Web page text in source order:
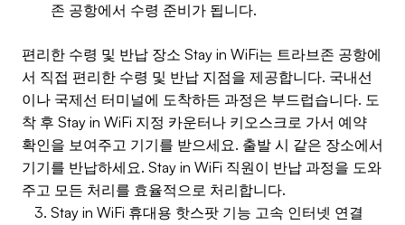
존 공항에서 수령 준비가 됩니다.
편리한 수령 및 반납 장소 Stay in WiFi는 트라브존 공항에
서 직접 편리한 수령 및 반납 지점을 제공합니다. 국내선
이나 국제선 터미널에 도착하든 과정은 부드럽습니다. 도
착 후 Stay in WiFi 지정 카운터나 키오스크로 가서 예약
확인을 보여주고 기기를 받으세요. 출발 시 같은 장소에서
기기를 반납하세요. Stay in WiFi 직원이 반납 과정을 도와
주고 모든 처리를 효율적으로 처리합니다.
Stay in WiFi 휴대용 핫스팟 기능 고속 인터넷 연결